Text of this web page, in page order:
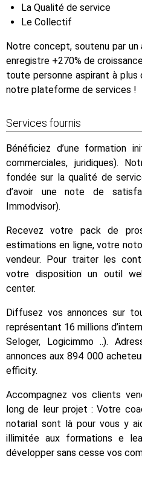
La Qualité de service
Le Collectif
Notre concept, soutenu par un
enregistre +270% de
toute personne aspirant à
notre plateforme de services !
Services fournis
Bénéficiez d’une formation
commerciales, juridiques).
fondée sur la qualité de
d’avoir une note de
Immodvisor).
Recevez votre pack de
estimations en ligne, votre
vendeur. Pour traiter les
votre disposition un outil
center.
Diffusez vos annonces sur
représentant 16 millions
Seloger, Logicimmo ..).
annonces aux 894 000
efficity.
Accompagnez vos clients
long de leur projet : Votre
notarial sont là pour vous y
illimitée aux formations e
développer sans cesse vos